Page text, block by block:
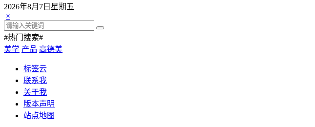
2026年8月7日星期五
×
#热门搜索#
美学 产品 高德美
标签云
联系我
关于我
版本声明
站点地图